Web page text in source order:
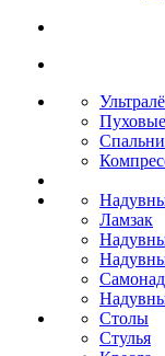
Ламзак
Столы
Стулья